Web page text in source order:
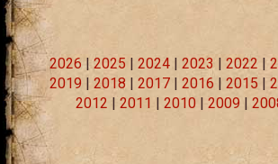
2026| 2025 | 2024| 2023 | 2022 |
2019 | 2018 | 2017| 2016 | 2015 |
2012 | 2011 | 2010| 2009|